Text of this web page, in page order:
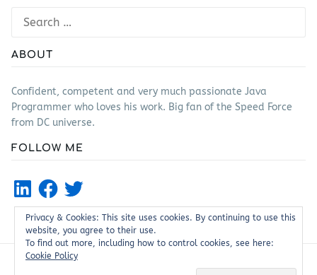
for:
ABOUT
Confident, competent and very much passionate Java
Programmer who loves his work. Big fan of the Speed Force
from DC universe.
FOLLOW ME
LinkedInFacebook
Twitter
Privacy & Cookies: This site uses cookies. By continuing to use this
website, you agree to their use.
To find out more, including how to control cookies, see here:
Cookie Policy